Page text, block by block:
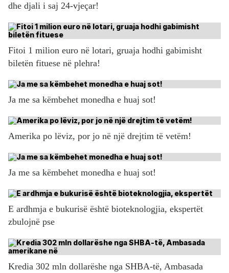
dhe djali i saj 24-vjeçar!
Fitoi 1 milion euro në lotari, gruaja hodhi gabimisht
biletën fituese në plehra!
Ja me sa këmbehet monedha e huaj sot!
Amerika po lëviz, por jo në një drejtim të vetëm!
Ja me sa këmbehet monedha e huaj sot!
E ardhmja e bukurisë është bioteknologjia, ekspertët
zbulojnë pse
Kredia 302 mln dollarëshe nga SHBA-të, Ambasada